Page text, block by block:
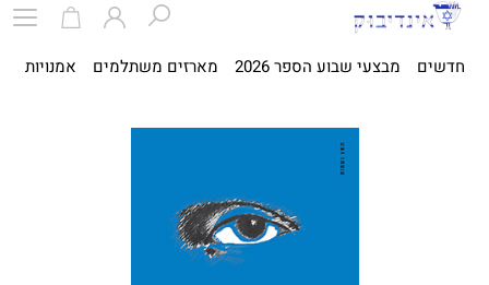
חדשים מבצעי שבוע הספר 2026 מארזים משתלמים אמנויות